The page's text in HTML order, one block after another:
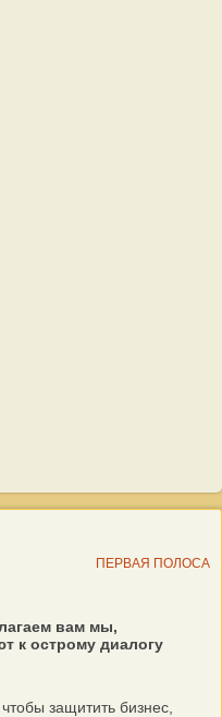
ПЕРВАЯ ПОЛОСА
вам мы,
к острому диалогу
защитить бизнес,